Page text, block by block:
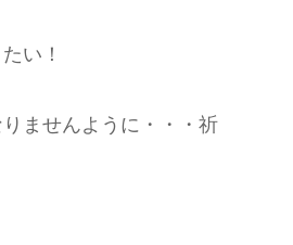
い！
ませんように・・・祈